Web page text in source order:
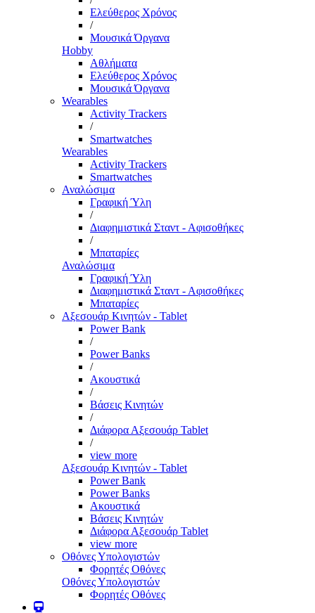
Ελεύθερος Χρόνος
/
Μουσικά Όργανα
Hobby
Αθλήματα
Ελεύθερος Χρόνος
Μουσικά Όργανα
Wearables
Activity Trackers
/
Smartwatches
Wearables
Activity Trackers
Smartwatches
Αναλώσιμα
Γραφική Ύλη
/
Διαφημιστικά Σταντ - Αφισοθήκες
/
Μπαταρίες
Αναλώσιμα
Γραφική Ύλη
Διαφημιστικά Σταντ - Αφισοθήκες
Μπαταρίες
Αξεσουάρ Κινητών - Tablet
Power Bank
/
Power Banks
/
Ακουστικά
/
Βάσεις Κινητών
/
Διάφορα Αξεσουάρ Tablet
/
view more
Αξεσουάρ Κινητών - Tablet
Power Bank
Power Banks
Ακουστικά
Βάσεις Κινητών
Διάφορα Αξεσουάρ Tablet
view more
Οθόνες Υπολογιστών
Φορητές Οθόνες
Οθόνες Υπολογιστών
Φορητές Οθόνες